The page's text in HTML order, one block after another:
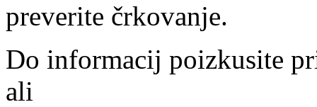
preverite črkovanje.
Do informacij poizkusite
ali